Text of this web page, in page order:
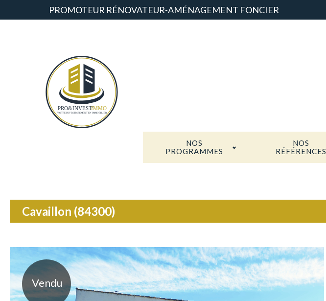
PROMOTEUR RÉNOVATEUR-AMÉNAGEMENT FONCIER
NOS
PROGRAMMES
NOS
RÉFÉRENCES
Cavaillon (84300)
Vendu